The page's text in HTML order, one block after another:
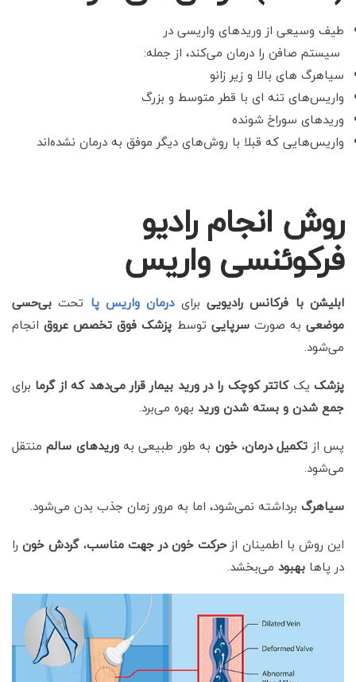
طیف وسیعی از وریدهای واریسی در
سیستم صافن را درمان می‌کند، از جمله:
سیاهرگ های بالا و زیر زانو
واریس‌های تنه ای با قطر متوسط و بزرگ
وریدهای سوراخ شونده
واریس‌هایی که قبلا با روش‌هایدیگر موفق به درمان نشده‌اند
روش انجام رادیو
فرکوئنسی واریس
ابلیشن با فرکانس رادیوییبرای درمان واریس پا تحتبی‌حسی
موضعی به صورتسرپایی توسط پزشک فوق تخصص عروقانجام
می‌شود.
پزشکیککاتتر کوچک را در ورید بیمار قرار می‌دهد که از گرما برای
جمع شدن و بسته شدن ورید بهره می‌برد.
پس از تکمیل درمان،خون به طور طبیعی بهوریدهای سالم منتقل
می‌شود.
سیاهرگ برداشته نمی‌شود، اما به مرور زمان جذب بدن می‌شود.
این روش با اطمینان ازحرکت خون در جهت مناسب،گردش خونرا
در پاها بهبود می‌بخشد.